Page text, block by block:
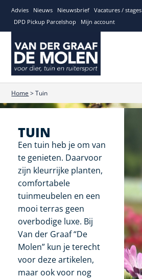
Advies Nieuws Nieuwsbrief Vacatures / stages
DPD Pickup Parcelshop
Mijn account
Home >Tuin
TUIN
Een tuin heb je om van
te genieten. Daarvoor
zijn kleurrijke planten,
comfortabele
tuinmeubelen en een
mooi terras geen
overbodige luxe. Bij
Van der Graaf “De
Molen” kun je terecht
voor deze artikelen,
maar ook voor nog